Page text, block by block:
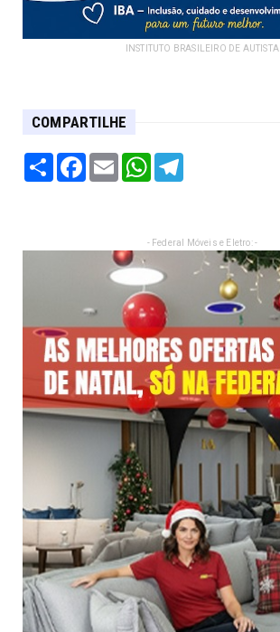
INSTITUTO BRASILEIRO DE AUTISTA
COMPARTILHE
Share Facebook
Email WhatsApp
- Federal Móveis e Eletro: -